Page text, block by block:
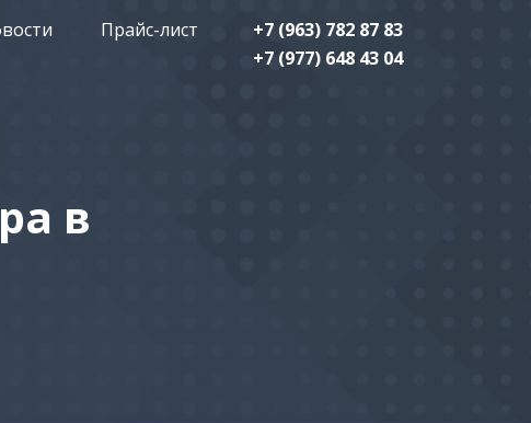
Прайс-лист
+7 (963) 782 87 83
+7 (977) 648 43 04
в